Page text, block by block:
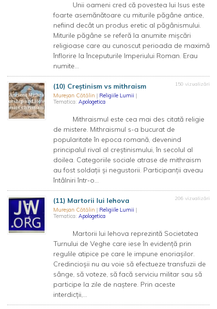
Unii oameni cred că povestea lui Isus este
foarte asemănătoare cu miturile păgâne antice,
nefiind decât un produs eretic al păgânismului.
Miturile păgâne se referă la anumite mișcări
religioase care au cunoscut perioada de maximă
înflorire la începuturile Imperiului Roman. Erau
numite...
(10) Creștinism vs mithraism
Mureșan Cătălin | Religiile Lumii |
Tematica: Apologetica
150 vizualizări
Mithraismul este cea mai des citată religie
de mistere. Mithraismul s-a bucurat de
popularitate în epoca romană, devenind
principalul rival al creștinismului, în secolul al
doilea. Categoriile sociale atrase de mithraism
au fost soldații și negustorii. Participanții aveau
întâlniri într-o...
(11) Martorii lui Iehova
Mureșan Cătălin | Religiile Lumii |
Tematica: Apologetica
206 vizualizări
Martorii lui Iehova reprezintă Societatea
Turnului de Veghe care iese în evidență prin
regulile atipice pe care le impune enoriașilor.
Credincioșii nu au voie să efectueze transfuzii de
sânge, să voteze, să facă serviciu militar sau să
participe la zile de naștere. Prin aceste
interdicții,...